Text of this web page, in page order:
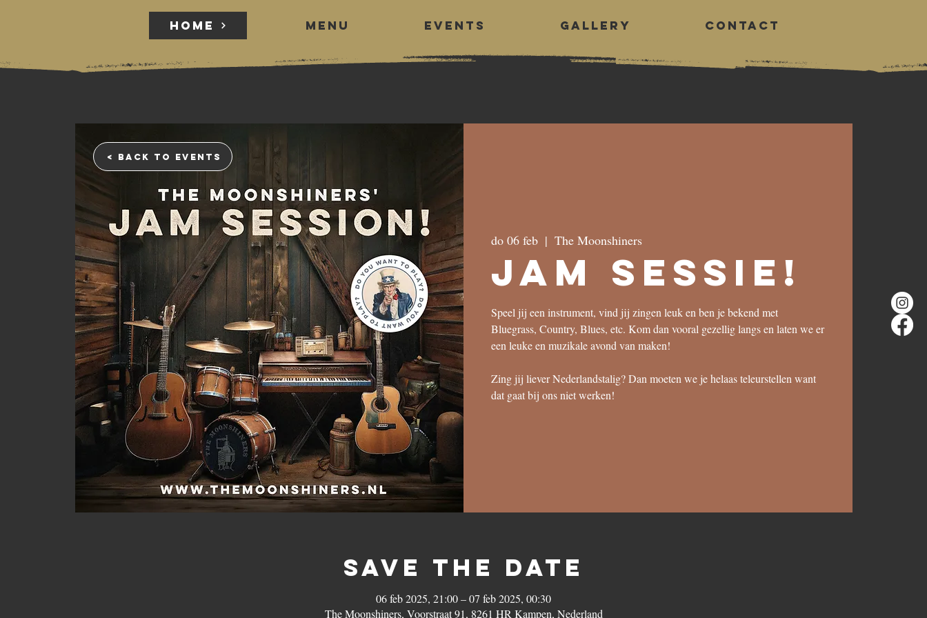
HOME MENU EVENTS GALLERY CONTACT
HOME
do 06 feb
  |
The Moonshiners
Jam Sessie!
Speel jij een instrument, vind jij zingen leuk en ben je bekend met
Bluegrass, Country, Blues, etc. Kom dan vooral gezellig langs en laten we er
een leuke en muzikale avond van maken!
Zing jij liever Nederlandstalig? Dan moeten we je helaas teleurstellen want
dat gaat bij ons niet werken!
save the date
06 feb 2025, 21:00 – 07 feb 2025, 00:30
The Moonshiners, Voorstraat 91, 8261 HR Kampen, Nederland
< back to events